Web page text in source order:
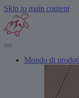
Skip to main content
Mondo di